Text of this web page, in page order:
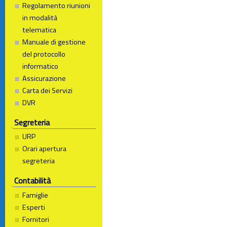
Regolamento riunioni
in modalità
telematica
Manuale di gestione
del protocollo
informatico
Assicurazione
Carta dei Servizi
DVR
Segreteria
URP
Orari apertura
segreteria
Contabilità
Famiglie
Esperti
Fornitori